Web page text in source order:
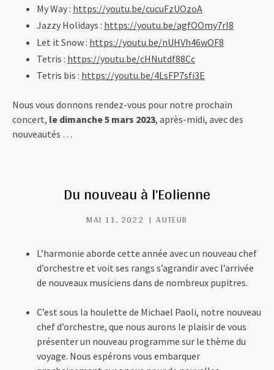
My Way : https://youtu.be/cucuFzUOzoA
Jazzy Holidays : https://youtu.be/agfOOmy7rI8
Let it Snow : https://youtu.be/nUHVh46wOF8
Tetris : https://youtu.be/cHNutdf88Cc
Tetris bis : https://youtu.be/4LsFP7sfi3E
Nous vous donnons rendez-vous pour notre prochain
concert, le dimanche 5 mars 2023, après-midi, avec des
nouveautés …
Du nouveau à l’Eolienne
MAI 11, 2022 AUTEUR
L’harmonie aborde cette année avec un nouveau chef
d’orchestre et voit ses rangs s’agrandir avec l’arrivée
de nouveaux musiciens dans de nombreux pupitres.
C’est sous la houlette de Michael Paoli, notre nouveau
chef d’orchestre, que nous aurons le plaisir de vous
présenter un nouveau programme sur le thème du
voyage. Nous espérons vous embarquer